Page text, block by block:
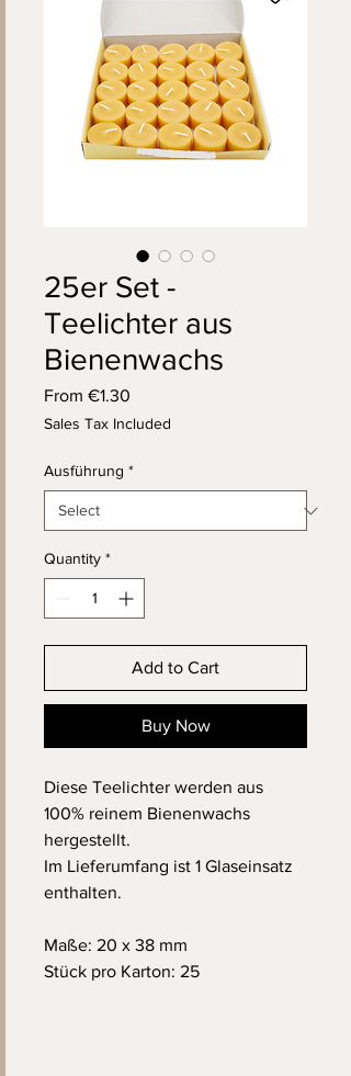
25er Set -
Teelichter aus
Bienenwachs
From €1.30
Sales Tax Included
Ausführung *
Quantity *
Add to Cart
Buy Now
Diese Teelichter werden aus
100% reinem Bienenwachs
hergestellt.
Im Lieferumfang ist 1 Glaseinsatz
enthalten.
Maße: 20 x 38 mm
Stück pro Karton: 25